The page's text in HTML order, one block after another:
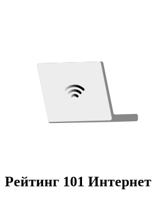
Рейтинг 101 Интернет